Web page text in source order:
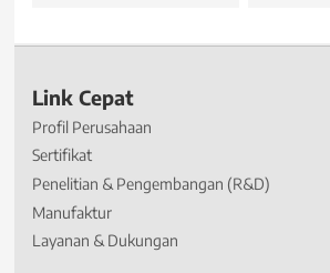
Link Cepat
Profil Perusahaan
Sertifikat
Penelitian & Pengembangan (R&D)
Manufaktur
Layanan & Dukungan